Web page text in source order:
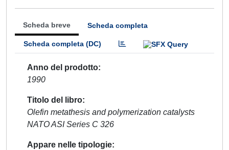
Scheda breve Scheda completa
Scheda completa (DC)
Anno del prodotto
1990
Titolo del libro
Olefin metathesis and polymerization catalysts
NATO ASI Series C 326
Appare nelle tipologie